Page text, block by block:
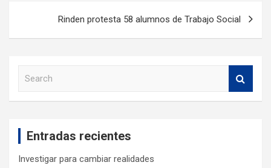
Rinden protesta 58 alumnos de Trabajo Social
Entradas recientes
Investigar para cambiar realidades